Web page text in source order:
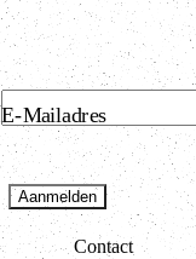
E-Mailadres
Aanmelden
Contact